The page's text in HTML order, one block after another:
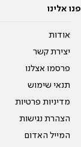
פנו אלינו
אודות
יצירת קשר
פרסמו אצלנו
תנאי שימוש
מדיניות פרטיות
הצהרת נגישות
המייל האדום